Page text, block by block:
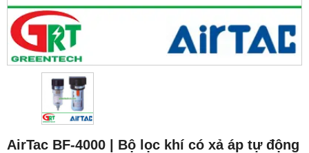
AirTac BF-4000 | Bộ lọc khí có xả áp tự động